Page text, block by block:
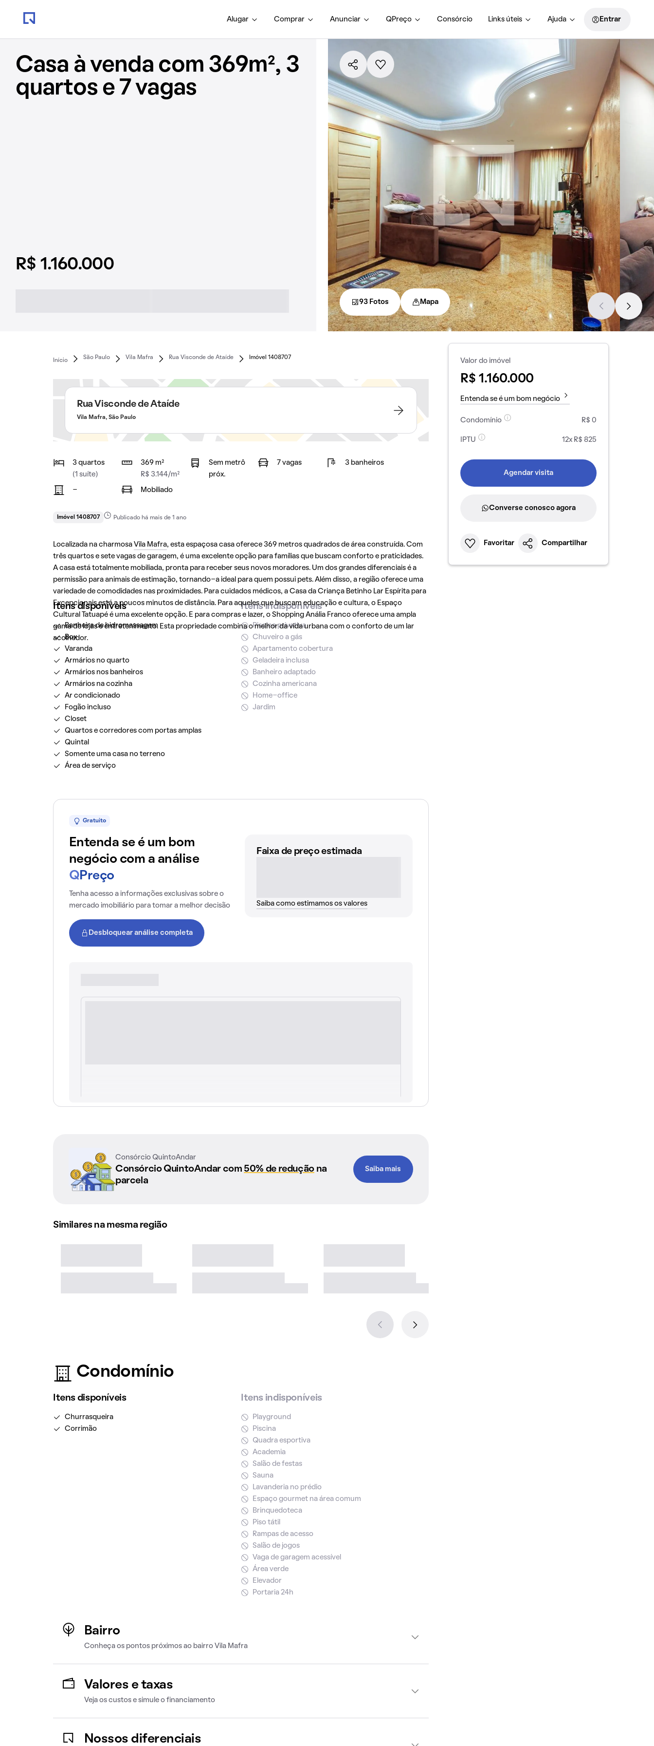
Alugar Comprar Anunciar QPreço Consórcio Links úteis Ajuda Entrar
Casa à venda com 369m², 3
quartos e 7 vagas
R$ 1.160.000
93 Fotos Mapa
Início
São Paulo Vila Mafra Rua Visconde de Ataíde Imóvel 1408707
Rua Visconde de Ataíde
Vila Mafra, São Paulo
3 quartos
(1 suíte)
369 m²
R$ 3.144/m²
Sem metrô
próx.
7 vagas 3 banheiros
- Mobiliado
Imóvel 1408707 Publicado há mais de 1 ano
Localizada na charmosa Vila Mafra, esta espaçosa casa oferece 369 metros quadrados de área construída. Com
três quartos e sete vagas de garagem, é uma excelente opção para famílias que buscam conforto e praticidades.
A casa está totalmente mobiliada, pronta para receber seus novos moradores. Um dos grandes diferenciais é a
permissão para animais de estimação, tornando-a ideal para quem possui pets. Além disso, a região oferece uma
variedade de comodidades nas proximidades. Para cuidados médicos, a Casa da Criança Betinho Lar Espírita para
Excepcionais está a poucos minutos de distância. Para aqueles que buscam educação e cultura, o Espaço
Cultural Tatuapé é uma excelente opção. E para compras e lazer, o Shopping Anália Franco oferece uma ampla
gama de lojas e entretenimento. Esta propriedade combina o melhor da vida urbana com o conforto de um lar
acolhedor.
Itens disponíveis
Banheira de hidromassagem
Box
Varanda
Armários no quarto
Armários nos banheiros
Armários na cozinha
Ar condicionado
Fogão incluso
Closet
Quartos e corredores com portas amplas
Quintal
Somente uma casa no terreno
Área de serviço
Itens indisponíveis
Piscina privativa
Chuveiro a gás
Apartamento cobertura
Geladeira inclusa
Banheiro adaptado
Cozinha americana
Home-office
Jardim
Gratuito
Entenda se é um bom
negócio com a análise
Q Preço
Tenha acesso a informações exclusivas sobre o
mercado imobiliário para tomar a melhor decisão
Desbloquear análise completa
Faixa de preço estimada
Saiba como estimamos os valores
Consórcio QuintoAndar
Consórcio QuintoAndar com 50% de reduçãona
parcela
Saiba mais
Similares na mesma região
Condomínio
Itens disponíveis
Churrasqueira
Corrimão
Itens indisponíveis
Playground
Piscina
Quadra esportiva
Academia
Salão de festas
Sauna
Lavanderia no prédio
Espaço gourmet na área comum
Brinquedoteca
Piso tátil
Rampas de acesso
Salão de jogos
Vaga de garagem acessível
Área verde
Elevador
Portaria 24h
Bairro
Conheça os pontos próximos ao bairro Vila Mafra
Valores e taxas
Veja os custos e simule o financiamento
Nossos diferenciais
Valor do imóvel
R$ 1.160.000
Entenda se é um bom negócio
Condomínio R$ 0
IPTU 12x R$ 825
Agendar visita
Converse conosco agora
Favoritar Compartilhar